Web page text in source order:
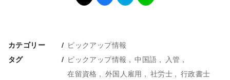
カテゴリー ピックアップ情報
タグ ピックアップ情報 中国語
入管
在留資格
外国人雇用 社労士 行政書士